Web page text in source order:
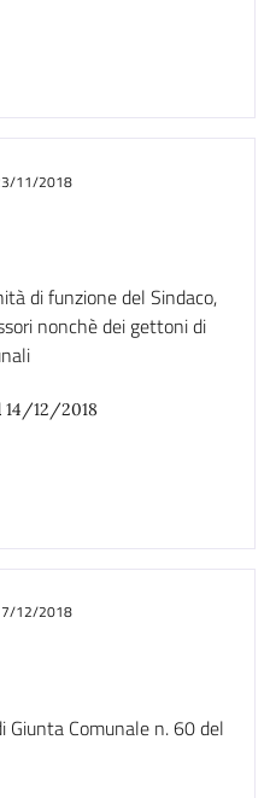
12/2018
Giunta Comunale n. 60 del
11/2018
di funzione del Sindaco,
nonchè dei gettoni di
14/12/2018